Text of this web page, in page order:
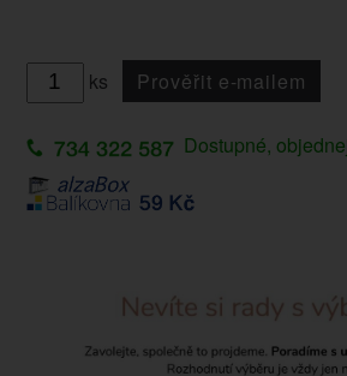
ks Prověřit e-mailem
Dostupné,